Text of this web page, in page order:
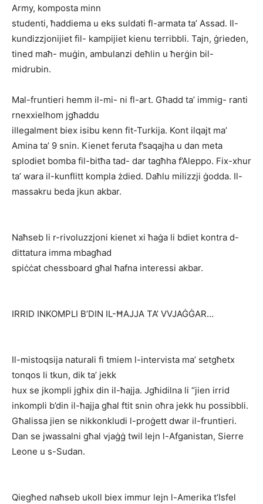
Army, komposta minn
studenti, ħaddiema u eks suldati fl-armata ta’ Assad. Il-
kundizzjonijiet fil- kampijiet kienu terribbli. Tajn, ġrieden,
tined maħ- muġin, ambulanzi deħlin u ħerġin bil-
midrubin.
Mal-fruntieri hemm il-mi- ni fl-art. Għadd ta’ immig- ranti
rnexxielhom jgħaddu
illegalment biex isibu kenn fit-Turkija. Kont ilqajt ma’
Amina ta’ 9 snin. Kienet feruta f’saqajha u dan meta
splodiet bomba fil-bitħa tad- dar tagħha f’Aleppo. Fix-xhur
ta’ wara il-kunflitt kompla żdied. Daħlu milizzji ġodda. Il-
massakru beda jkun akbar.
Naħseb li r-rivoluzzjoni kienet xi ħaġa li bdiet kontra d-
dittatura imma mbagħad
spiċċat chessboard għal ħafna interessi akbar.
IRRID INKOMPLI B’DIN IL-ĦAJJA TA’ VVJAĠĠAR…
Il-mistoqsija naturali fi tmiem l-intervista ma’ setgħetx
tonqos li tkun, dik ta’ jekk
hux se jkompli jgħix din il-ħajja. Jgħidilna li “jien irrid
inkompli b’din il-ħajja għal ftit snin oħra jekk hu possibbli.
Għalissa jien se nikkonkludi l-proġett dwar il-fruntieri.
Dan se jwassalni għal vjaġġ twil lejn l-Afganistan, Sierre
Leone u s-Sudan.
Qiegħed naħseb ukoll biex immur lejn l-Amerika t’Isfel